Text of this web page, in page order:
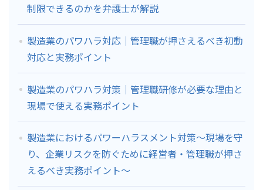
制限できるのかを弁護士が解説
製造業のパワハラ対応｜管理職が押さえるべき初動
対応と実務ポイント
製造業のパワハラ対策｜管理職研修が必要な理由と
現場で使える実務ポイント
製造業におけるパワーハラスメント対策～現場を守
り、企業リスクを防ぐために経営者・管理職が押さ
えるべき実務ポイント～